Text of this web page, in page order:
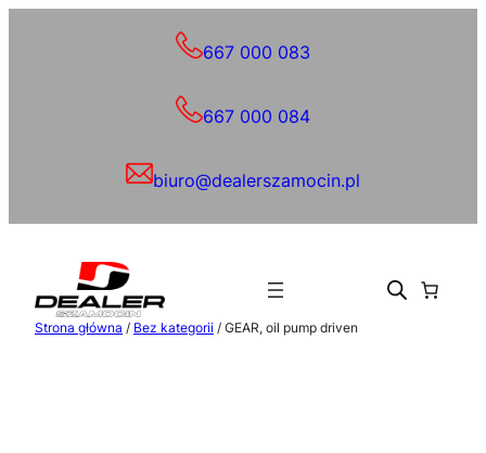
667 000 083
667 000 084
biuro@dealerszamocin.pl
Strona główna / Bez kategorii / GEAR, oil pump driven